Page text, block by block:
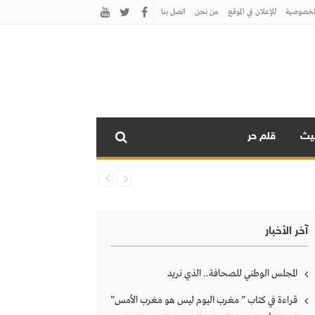
للإعلان في الموقع من نحن اتصل بنـا
قلم حر
آخر الأخبار
المجلس الوطني للصحافة.. الذي نريد
قراءة في كتاب ” مغرب اليوم ليس هو مغرب الأمس”